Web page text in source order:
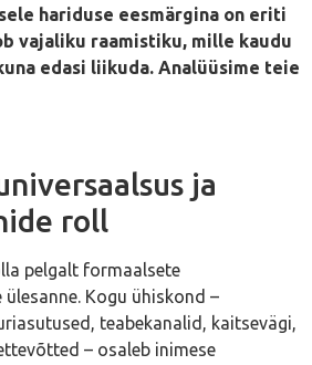
hariduse eesmärgina on eriti
vajaliku raamistiku, mille kaudu
edasi liikuda. Analüüsime teie
ja
roll
pelgalt formaalsete
Kogu ühiskond –
teabekanalid, kaitsevägi,
– osaleb inimese